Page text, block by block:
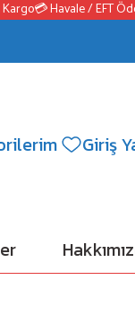
💳 Havale / EFT
Giriş